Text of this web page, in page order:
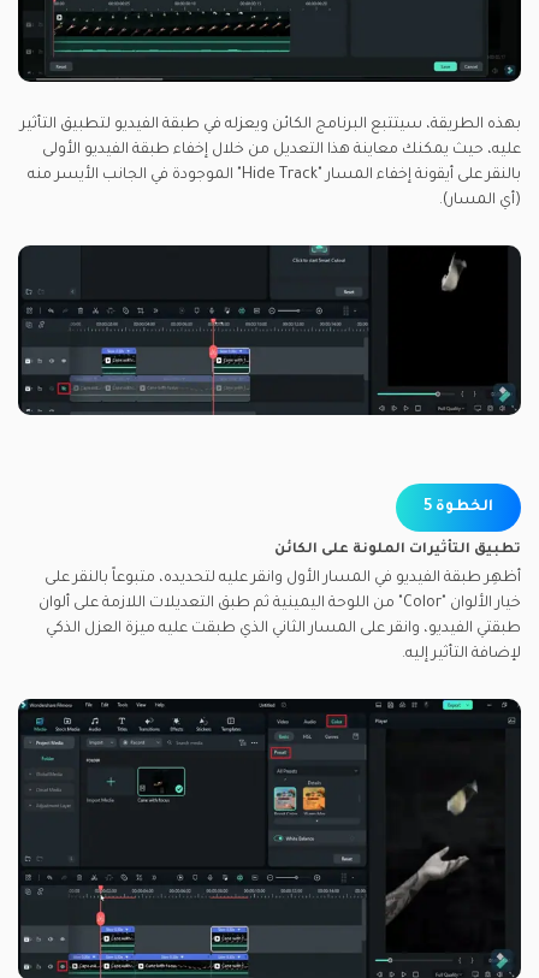
بهذه الطريقة، سيتتبع البرنامج الكائن ويعزله في طبقة الفيديو لتطبيق التأثير
عليه، حيث يمكنك معاينة هذا التعديل من خلال إخفاء طبقة الفيديو الأولى
بالنقر على أيقونة إخفاء المسار "Hide Track" الموجودة في الجانب الأيسر منه
(أي المسار).
الخطوة 5
تطبيق التأثيرات الملونة على الكائن
أظهِر طبقة الفيديو في المسار الأول وانقر عليه لتحديده، متبوعاً بالنقر على
خيار الألوان "Color" من اللوحة اليمينية ثم طبق التعديلات اللازمة على ألوان
طبقتي الفيديو، وانقر على المسار الثاني الذي طبقت عليه ميزة العزل الذكي
لإضافة التأثير إليه.